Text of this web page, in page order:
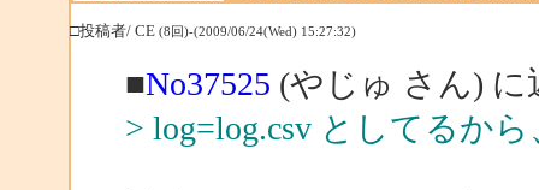
□投稿者/ CE(8回)-(2009/06/24(Wed) 15:27:32)
■No37525 (やじゅ さん) に
> log=log.csv としてるか